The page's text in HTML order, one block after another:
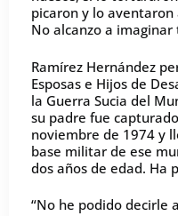
picaron y lo
No alcanzo a
Ramírez Hernández
Esposas e Hijos de
la Guerra Sucia del
su padre fue
noviembre de 1974 y
base militar de ese
dos años de edad. Ha
“No he podido decirle